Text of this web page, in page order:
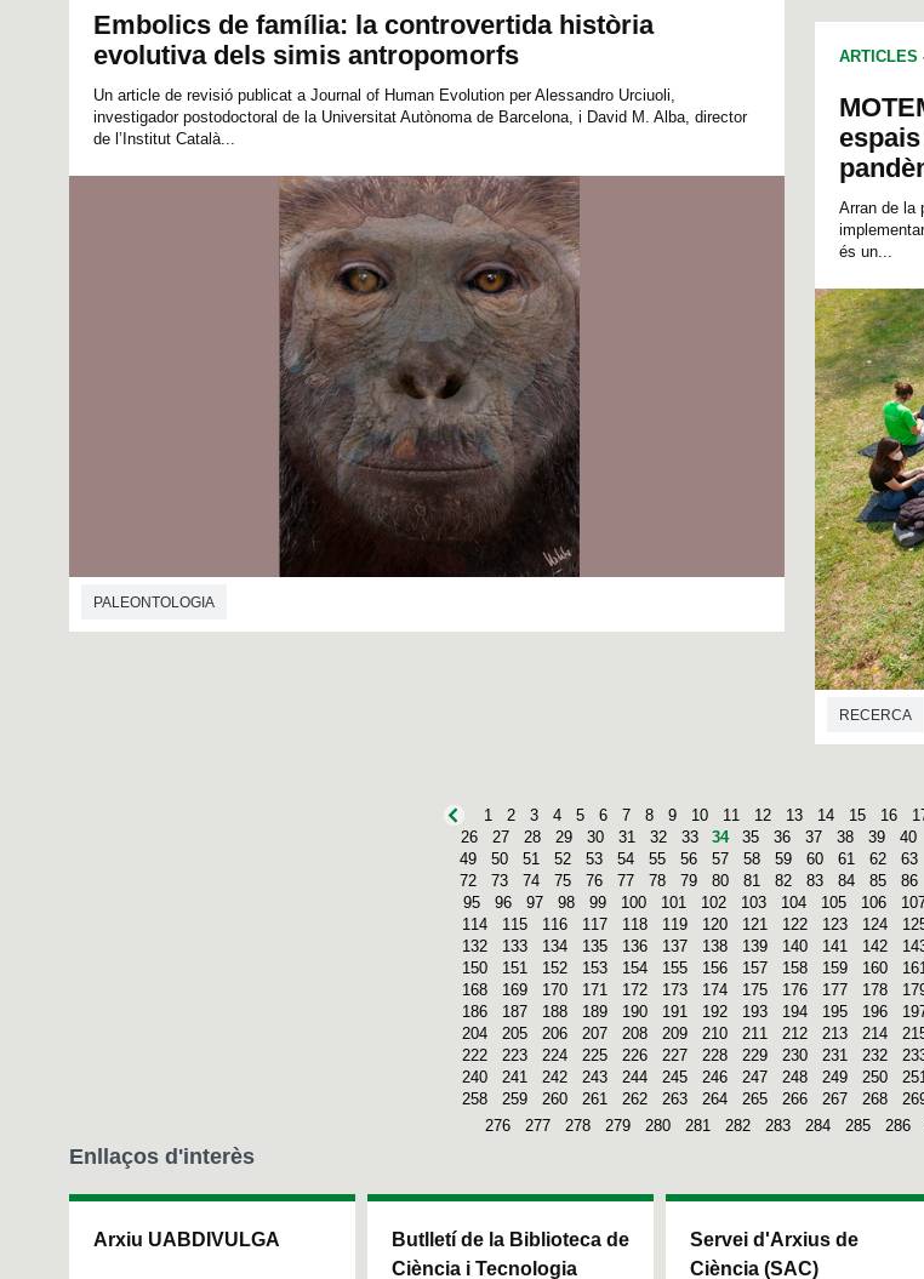
Embolics de família: la controvertida història
evolutiva dels simis antropomorfs
Un article de revisió publicat a Journal of Human Evolution per Alessandro Urciuoli,
investigador postodoctoral de la Universitat Autònoma de Barcelona, i David M. Alba, director
de l’Institut Català...
PALEONTOLOGIA
ARTICLES
Arran de la
és un...
RECERCA
1 2 3 4 5 6 7 8 9 10 11 12 13 14 15 16
26
27 28 29 30 31 32 33 34 35 36 37 38 39 40
49
50 51 52 53 54 55 56 57 58 59 60 61 62 63
72
73 74 75 76 77 78 79 80 81 82 83 84 85 86
95
96 97 98 99 100 101 102 103 104 105 106
114
115 116 117 118 119 120 121 122 123 124
132
133 134 135 136 137 138 139 140 141 142
150
151 152 153 154 155 156 157 158 159 160 161
168
169 170 171 172 173 174 175 176 177 178
186
187 188 189 190 191 192 193 194 195 196
204
205 206 207 208 209 210 211 212 213 214
222
223 224 225 226 227 228 229 230 231 232
240
241 242 243 244 245 246 247 248 249 250 251
258
259 260 261 262 263 264 265 266 267 268
276
277 278 279 280 281 282 283 284 285 286
Enllaços d'interès
Arxiu UABDIVULGA
Butlletí de la Biblioteca de
Ciència i Tecnologia
Servei d'Arxius de
Ciència (SAC)